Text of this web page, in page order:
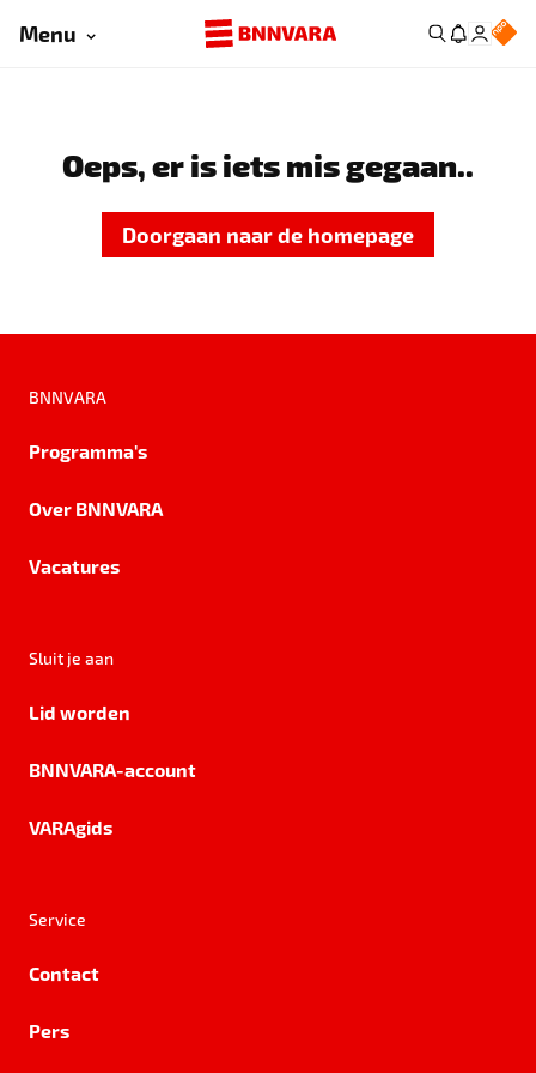
Menu
Oeps, er is iets mis gegaan..
Doorgaan naar de homepage
BNNVARA
Programma's
Over BNNVARA
Vacatures
Sluit je aan
Lid worden
BNNVARA-account
VARAgids
Service
Contact
Pers